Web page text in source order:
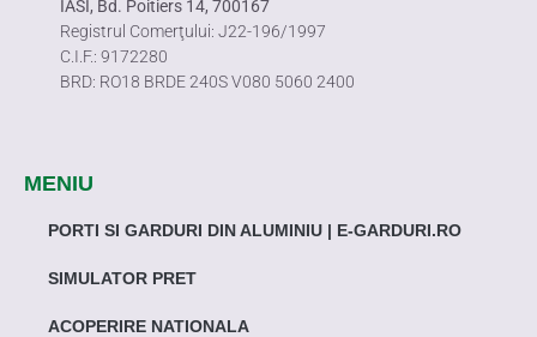
IASI, Bd. Poitiers 14, 700167
Registrul Comerţului: J22-196/1997
C.I.F.: 9172280
BRD: RO18 BRDE 240S V080 5060 2400
MENIU
PORTI SI GARDURI DIN ALUMINIU | E-GARDURI.RO
SIMULATOR PRET
ACOPERIRE NATIONALA